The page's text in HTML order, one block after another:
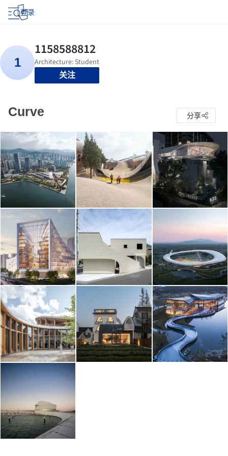
登录
关注
Curve 分享